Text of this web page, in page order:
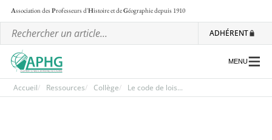
Association desProfesseurs d'Histoire et deGéographiedepuis 1910
ADHÉRENT
MENU
Accueil Ressources Collège Le code de lois...